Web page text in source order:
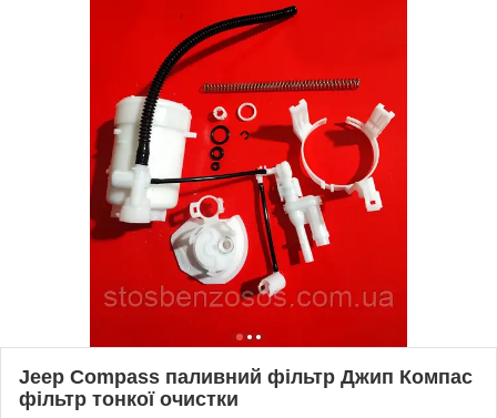
Jeep Compass паливний фільтр Джип Компас
фільтр тонкої очистки